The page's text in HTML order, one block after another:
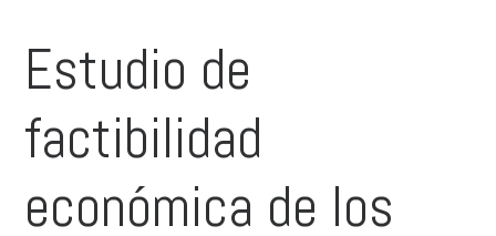
Estudio de
factibilidad
económica de los